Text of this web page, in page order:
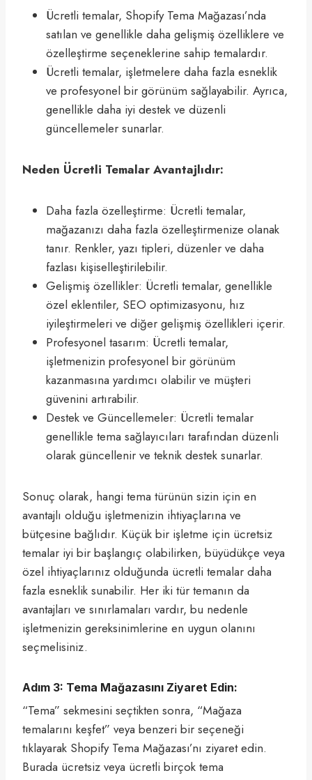
Ücretli temalar, Shopify Tema Mağazası’nda
satılan ve genellikle daha gelişmiş özelliklere ve
özelleştirme seçeneklerine sahip temalardır.
Ücretli temalar, işletmelere daha fazla esneklik
ve profesyonel bir görünüm sağlayabilir. Ayrıca,
genellikle daha iyi destek ve düzenli
güncellemeler sunarlar.
Neden Ücretli Temalar Avantajlıdır:
Daha fazla özelleştirme: Ücretli temalar,
mağazanızı daha fazla özelleştirmenize olanak
tanır. Renkler, yazı tipleri, düzenler ve daha
fazlası kişiselleştirilebilir.
Gelişmiş özellikler: Ücretli temalar, genellikle
özel eklentiler, SEO optimizasyonu, hız
iyileştirmeleri ve diğer gelişmiş özellikleri içerir.
Profesyonel tasarım: Ücretli temalar,
işletmenizin profesyonel bir görünüm
kazanmasına yardımcı olabilir ve müşteri
güvenini artırabilir.
Destek ve Güncellemeler: Ücretli temalar
genellikle tema sağlayıcıları tarafından düzenli
olarak güncellenir ve teknik destek sunarlar.
Sonuç olarak, hangi tema türünün sizin için en
avantajlı olduğu işletmenizin ihtiyaçlarına ve
bütçesine bağlıdır. Küçük bir işletme için ücretsiz
temalar iyi bir başlangıç olabilirken, büyüdükçe veya
özel ihtiyaçlarınız olduğunda ücretli temalar daha
fazla esneklik sunabilir. Her iki tür temanın da
avantajları ve sınırlamaları vardır, bu nedenle
işletmenizin gereksinimlerine en uygun olanını
seçmelisiniz.
Adım 3: Tema Mağazasını Ziyaret Edin:
“Tema” sekmesini seçtikten sonra, “Mağaza
temalarını keşfet” veya benzeri bir seçeneği
tıklayarak Shopify Tema Mağazası’nı ziyaret edin.
Burada ücretsiz veya ücretli birçok tema